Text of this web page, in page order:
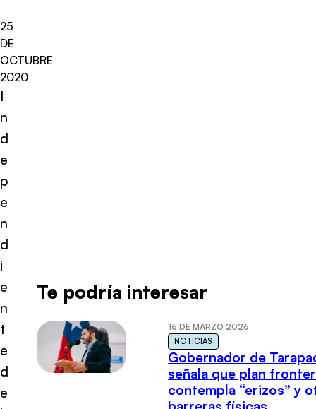
25
DE
OCTUBRE
2020
I
n
d
e
p
e
n
d
i
e
n
t
e
d
e
Te podría interesar
16 DE MARZO 2026
NOTICIAS
Gobernador de
señala que plan
contempla “erizos” y